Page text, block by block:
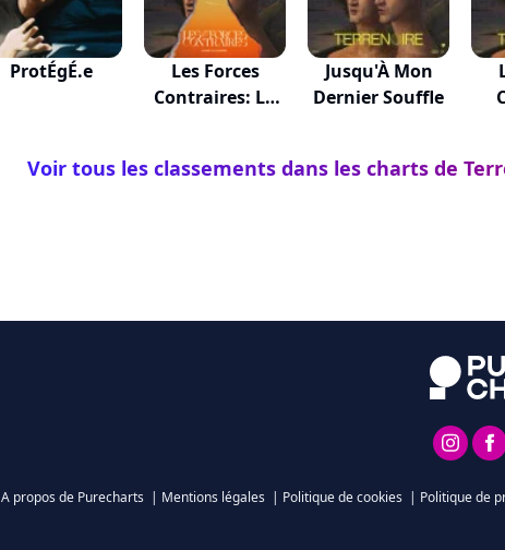
ProtÉgÉ.e
Les Forces
Contraires: La
Jusqu'À Mon
Dernier Souffle
Voir tous les classements dans les charts de
A propos de Purecharts | Mentions légales | Politique de cookies | Politique de